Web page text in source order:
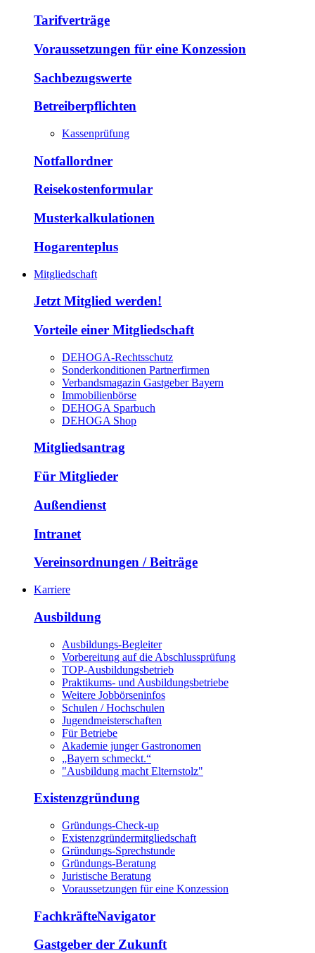
Tarifverträge
Voraussetzungen für eine Konzession
Sachbezugswerte
Betreiberpflichten
Kassenprüfung
Notfallordner
Reisekostenformular
Musterkalkulationen
Hogarenteplus
Mitgliedschaft
Jetzt Mitglied werden!
Vorteile einer Mitgliedschaft
DEHOGA-Rechtsschutz
Sonderkonditionen Partnerfirmen
Verbandsmagazin Gastgeber Bayern
Immobilienbörse
DEHOGA Sparbuch
DEHOGA Shop
Mitgliedsantrag
Für Mitglieder
Außendienst
Intranet
Vereinsordnungen / Beiträge
Karriere
Ausbildung
Ausbildungs-Begleiter
Vorbereitung auf die Abschlussprüfung
TOP-Ausbildungsbetrieb
Praktikums- und Ausbildungsbetriebe
Weitere Jobbörseninfos
Schulen / Hochschulen
Jugendmeisterschaften
Für Betriebe
Akademie junger Gastronomen
„Bayern schmeckt.“
"Ausbildung macht Elternstolz"
Existenzgründung
Gründungs-Check-up
Existenzgründermitgliedschaft
Gründungs-Sprechstunde
Gründungs-Beratung
Juristische Beratung
Voraussetzungen für eine Konzession
FachkräfteNavigator
Gastgeber der Zukunft